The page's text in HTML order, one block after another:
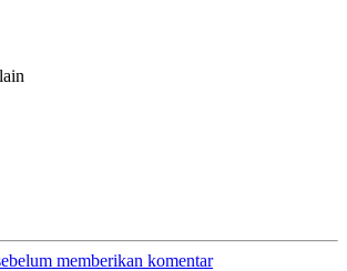
memberikan komentar